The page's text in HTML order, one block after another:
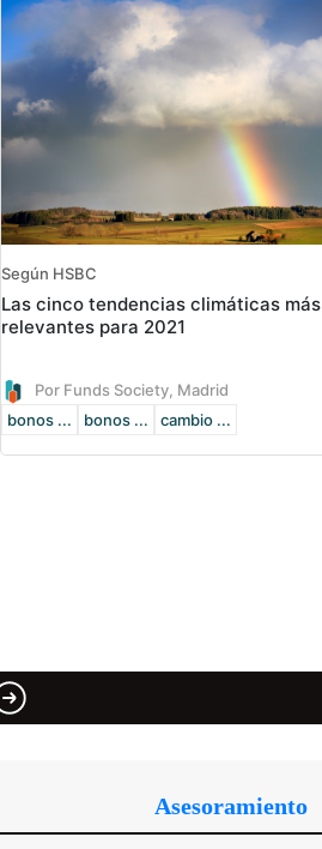
Según HSBC
Las cinco tendencias climáticas más
relevantes para 2021
Por Funds Society, Madrid
bonos ...
bonos ... cambio ...
Asesoramiento